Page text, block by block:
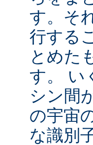
す。そ
行する
とめた
す。 い
シン間
の宇宙
な識別